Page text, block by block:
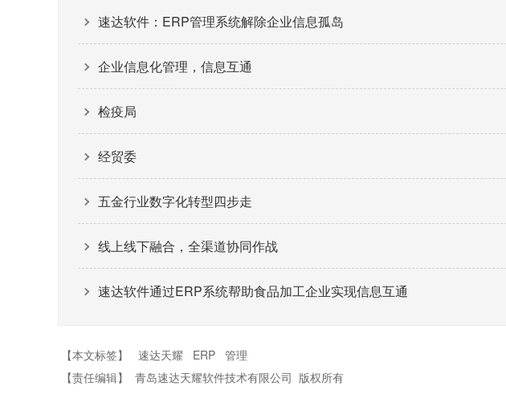
速达软件：ERP管理系统解除企业信息孤岛
企业信息化管理，信息互通
检疫局
经贸委
五金行业数字化转型四步走
线上线下融合，全渠道协同作战
速达软件通过ERP系统帮助食品加工企业实现信息互通
【本文标签】 速达天耀 ERP 管理
【责任编辑】
青岛速达天耀软件技术有限公司 版权所有